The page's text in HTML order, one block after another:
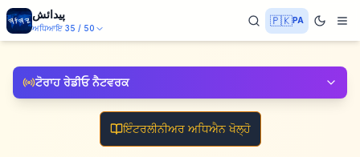
پیدائش
ਅਧਿਆਇ 35 / 50
🇵🇰PA
ਟੋਰਾਹ ਰੇਡੀਓ ਨੈਟਵਰਕ
ਇੰਟਰਲੀਨੀਅਰ ਅਧਿਐਨ ਖੋਲ੍ਹੋ